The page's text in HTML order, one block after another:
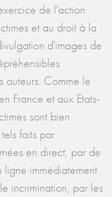
de l'action
et au droit à la
d'images de
auteurs. Comme le
France et aux Etats-
sont bien
faits par
en direct, par de
ligne immédiatement.
incrimination, par les